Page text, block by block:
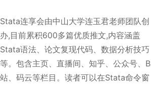
Stata连享会由中山大学连玉君老师团队创
办,目前累积600多篇优质推文,内容涵盖
Stata语法、论文复现代码、数据分析技巧
等。包含主页、直播间、知乎、公众号、B
站、码云等栏目。读者可以在Stata命令窗